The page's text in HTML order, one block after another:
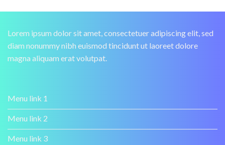
Lorem ipsum dolor sit amet, consectetuer adipiscing elit, sed
diam nonummy nibh euismod tincidunt ut laoreet dolore
magna aliquam erat volutpat.
Menu link 1
Menu link 2
Menu link 3